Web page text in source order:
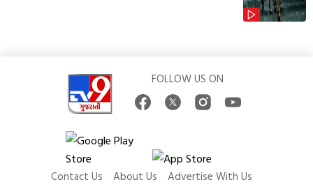
FOLLOW US ON
Contact Us About Us Advertise With Us